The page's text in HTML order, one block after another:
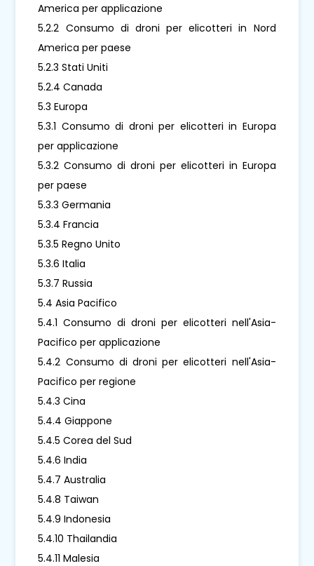
America per applicazione
5.2.2 Consumo di droni per elicotteri in Nord
America per paese
5.2.3 Stati Uniti
5.2.4 Canada
5.3 Europa
5.3.1 Consumo di droni per elicotteri in Europa
per applicazione
5.3.2 Consumo di droni per elicotteri in Europa
per paese
5.3.3 Germania
5.3.4 Francia
5.3.5 Regno Unito
5.3.6 Italia
5.3.7 Russia
5.4 Asia Pacifico
5.4.1 Consumo di droni per elicotteri nell'Asia-
Pacifico per applicazione
5.4.2 Consumo di droni per elicotteri nell'Asia-
Pacifico per regione
5.4.3 Cina
5.4.4 Giappone
5.4.5 Corea del Sud
5.4.6 India
5.4.7 Australia
5.4.8 Taiwan
5.4.9 Indonesia
5.4.10 Thailandia
5.4.11 Malesia